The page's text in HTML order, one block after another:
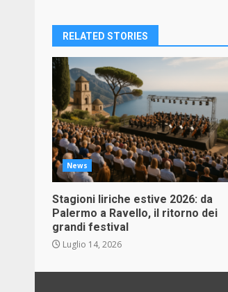
RELATED STORIES
News
Stagioni liriche estive 2026: da
Palermo a Ravello, il ritorno dei
grandi festival
Luglio 14, 2026